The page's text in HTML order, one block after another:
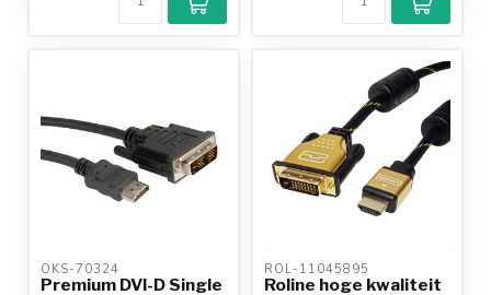
OKS-70324
Premium DVI-D Single
ROL-11045895
Roline hoge kwaliteit